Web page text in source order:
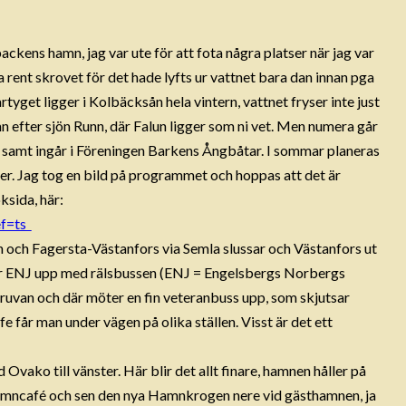
hamn, jag var ute för att fota några platser när jag var
skrovet för det hade lyfts ur vattnet bara dan innan pga
ligger i Kolbäcksån hela vintern, vattnet fryser inte just
sjön Runn, där Falun ligger som ni vet. Men numera går
ingår i Föreningen Barkens Ångbåtar. I sommar planeras
Jag tog en bild på programmet och hoppas att det är
här:
Fagersta-Västanfors via Semla slussar och Västanfors ut
upp med rälsbussen (ENJ = Engelsbergs Norbergs
och där möter en fin veteranbuss upp, som skjutsar
får man under vägen på olika ställen. Visst är det ett
Ovako till vänster. Här blir det allt finare, hamnen håller på
och sen den nya Hamnkrogen nere vid gästhamnen, ja